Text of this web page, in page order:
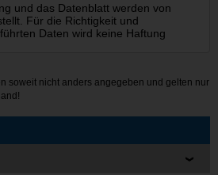
und das Datenblatt werden von
Für die Richtigkeit und
Daten wird keine Haftung
soweit nicht anders angegeben und gelten nur